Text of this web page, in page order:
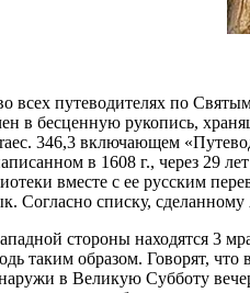
всех путеводителях по
в бесценную рукопись,
346,3 включающем
в 1608 г., через 29
вместе с ее русским
Согласно списку,
стороны находятся 3
таким образом. Говорят,
в Великую Субботу